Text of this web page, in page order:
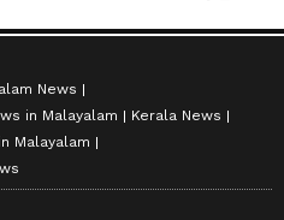
News
in Malayalam
Kerala News
Malayalam